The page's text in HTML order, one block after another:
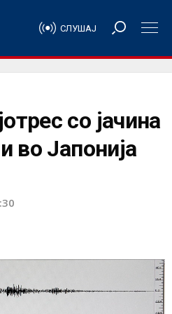
СЛУШАЈ
со јачина
во Јапонија